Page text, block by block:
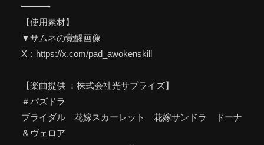
———-
【使用素材】
▼サムネの覚醒画像
X：https://x.com/pad_awokenskill
【楽曲提供 ：株式会社光サプライズ】
＃パズドラ
ブライダル 花嫁スカーレット 花嫁サンドラ ドーナ
＆ヴェロア